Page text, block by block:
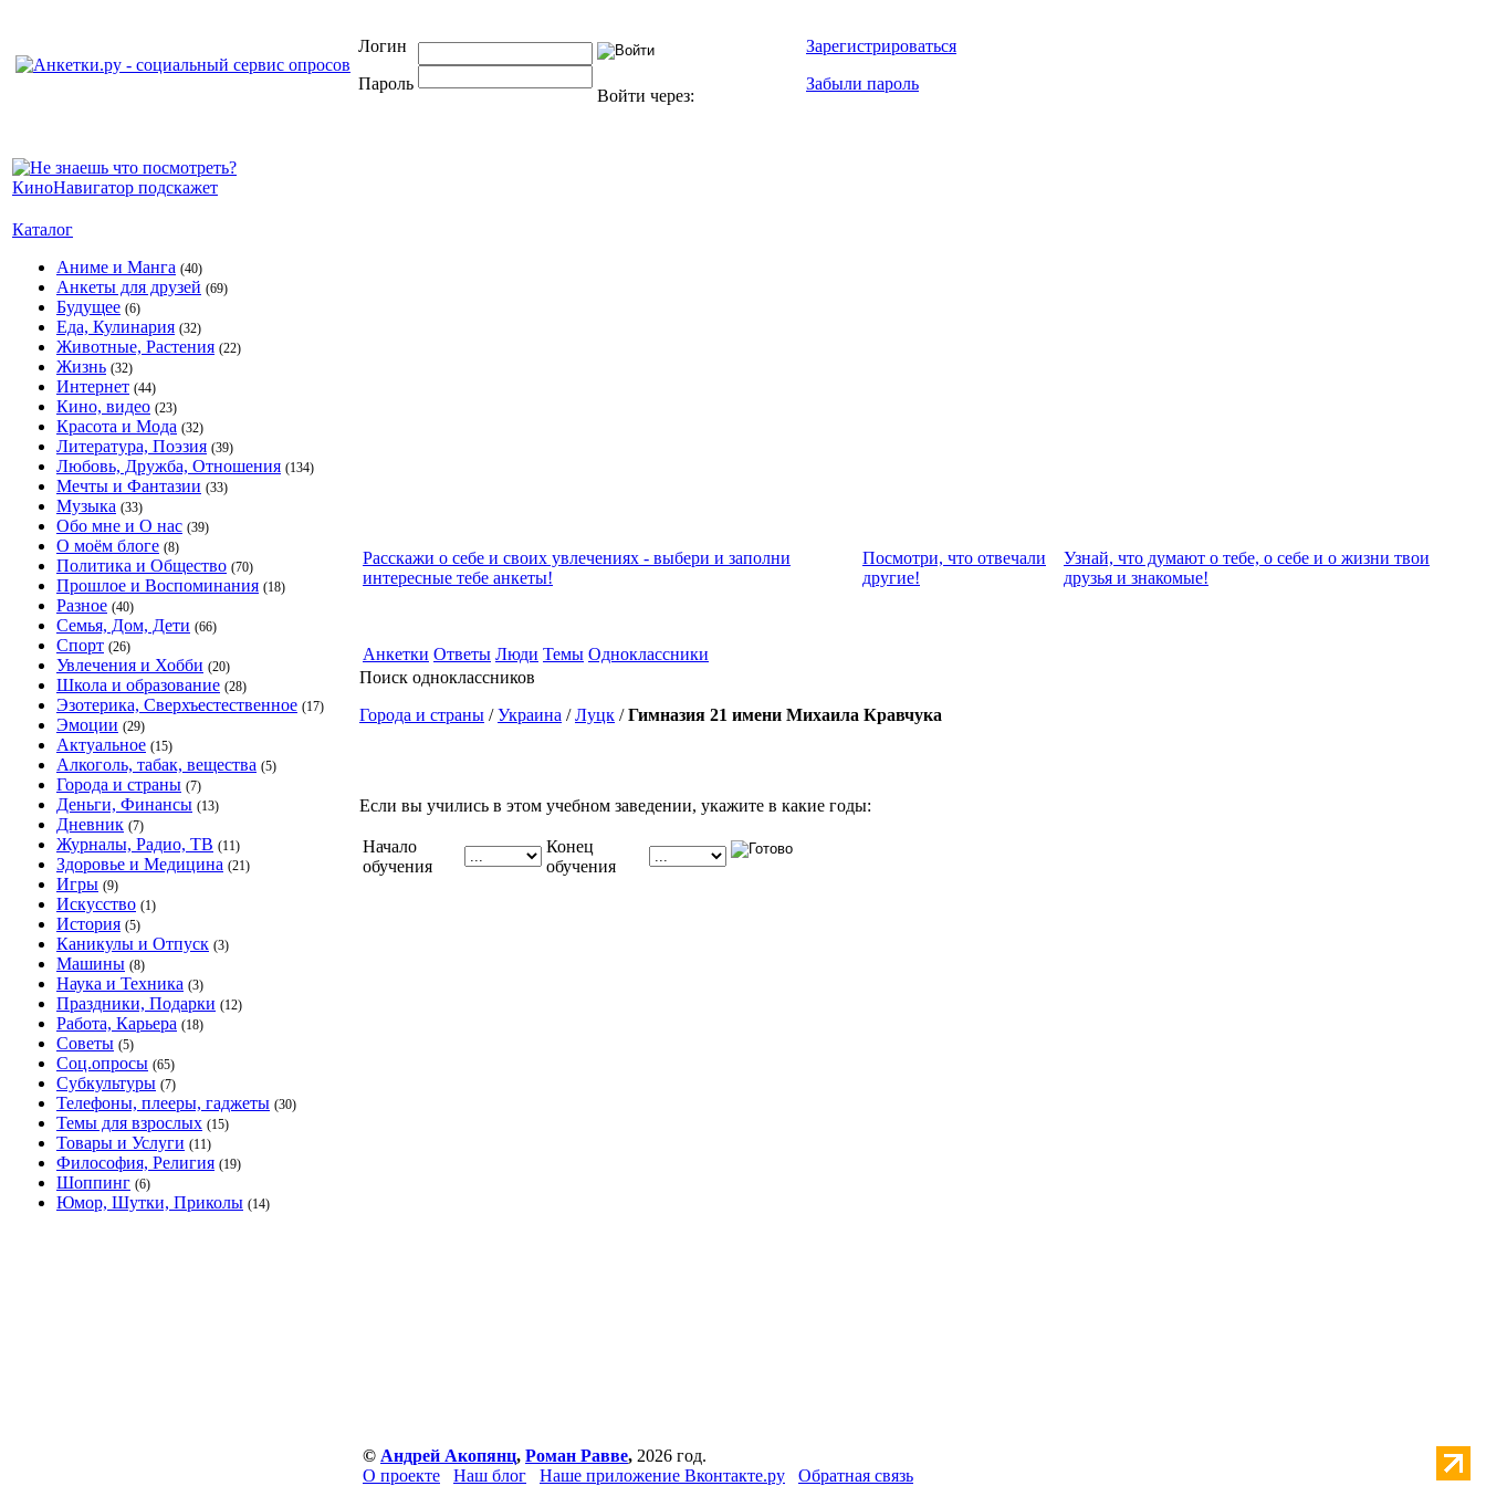
Логин
Пароль
Войти через:
Зарегистрироваться
Забыли пароль
Каталог
Аниме и Манга (40)
Анкеты для друзей (69)
Будущее (6)
Еда, Кулинария (32)
Животные, Растения (22)
Жизнь (32)
Интернет (44)
Кино, видео (23)
Красота и Мода (32)
Литература, Поэзия (39)
Любовь, Дружба, Отношения (134)
Мечты и Фантазии (33)
Музыка (33)
Обо мне и О нас (39)
О моём блоге (8)
Политика и Общество (70)
Прошлое и Воспоминания (18)
Разное (40)
Семья, Дом, Дети (66)
Спорт (26)
Увлечения и Хобби (20)
Школа и образование (28)
Эзотерика, Сверхъестественное (17)
Эмоции (29)
Актуальное (15)
Алкоголь, табак, вещества (5)
Города и страны (7)
Деньги, Финансы (13)
Дневник (7)
Журналы, Радио, ТВ (11)
Здоровье и Медицина (21)
Игры (9)
Искусство (1)
История (5)
Каникулы и Отпуск (3)
Машины (8)
Наука и Техника (3)
Праздники, Подарки (12)
Работа, Карьера (18)
Советы (5)
Соц.опросы (65)
Субкультуры (7)
Телефоны, плееры, гаджеты (30)
Темы для взрослых (15)
Товары и Услуги (11)
Философия, Религия (19)
Шоппинг (6)
Юмор, Шутки, Приколы (14)
Расскажи о себе и своих увлечениях - выбери и заполни
интересные тебе анкеты!
Посмотри, что отвeчали
другие!
Узнай, что думают о тебе, о себе и о жизни твои
друзья и знакомые!
Анкетки Ответы Люди Темы Одноклассники
Поиск одноклассников
Города и страны /Украина /Луцк /Гимназия 21 имени Михаила Кравчука
Если вы учились в этом учебном заведении, укажите в какие годы:
Начало
обучения
Конец
обучения
© Андрей Акопянц, Роман Равве, 2026 год.
О проекте
Наш блог Наше приложение Вконтакте.ру Обратная связь